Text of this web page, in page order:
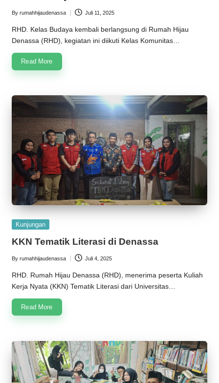
n
a
s
s
a
2
0
2
5
Posted
by
By rumahhijaudenassa Juli 11, 2025
RHD. Kelas Budaya kembali berlangsung di Rumah Hijau
Denassa (RHD), kegiatan ini diikuti Kelas Komunitas…
Read More
Posted
Kunjungan
KKN Tematik Literasi di Denassa
Posted
by
By rumahhijaudenassa Juli 4, 2025
RHD. Rumah Hijau Denassa (RHD), menerima peserta Kuliah
Kerja Nyata (KKN) Tematik Literasi dari Universitas…
Read More